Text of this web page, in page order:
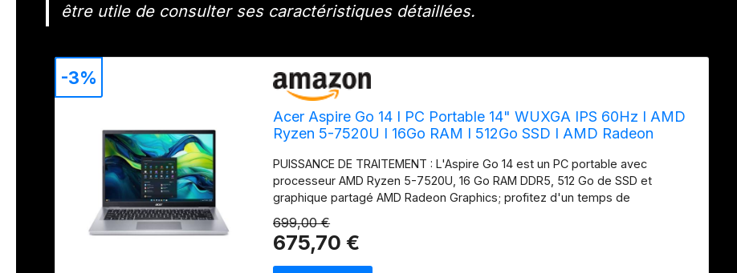
être utile de consulter ses caractéristiques détaillées.
Acer Aspire Go 14 I PC Portable 14" WUXGA IPS 60Hz I AMD
Ryzen 5-7520U I 16Go RAM I 512Go SSD I AMD Radeon
AG14-22P-R909
PUISSANCE DE TRAITEMENT : L'Aspire Go 14 est un PC portable avec
processeur AMD Ryzen 5-7520U, 16 Go RAM DDR5, 512 Go de SSD et
graphique partagé AMD Radeon Graphics; profitez d'un temps de
SAISISSANTES : Écran 14” WUXGA LCD IPS à bords fins, pour des couleurs
réalistes et des images éclatantes; offre plus d'espace vertical, tandis que la
technologie IPS garantit des couleurs précises et de larges angles de vue
699,00 €
675,70 €
-3%